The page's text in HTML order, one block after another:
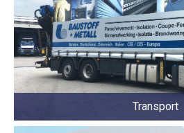
Transport